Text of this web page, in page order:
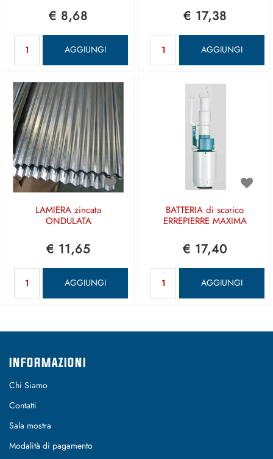
€ 8,68
AGGIUNGI
€ 17,38
AGGIUNGI
LAMIERA zincata
ONDULATA
€ 11,65
AGGIUNGI
BATTERIA di scarico
ERREPIERRE MAXIMA
€ 17,40
AGGIUNGI
INFORMAZIONI
Chi Siamo
Contatti
Sala mostra
Modalità di pagamento